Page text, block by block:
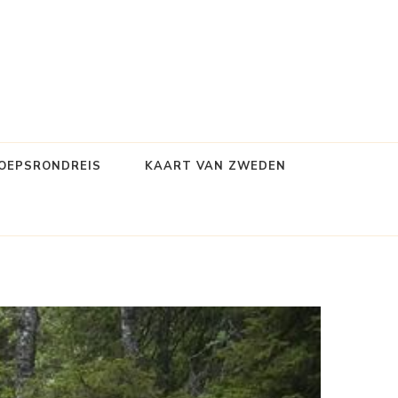
KAART VAN ZWEDEN